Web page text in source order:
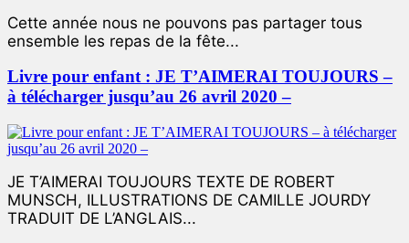
Cette année nous ne pouvons pas partager tous
ensemble les repas de la fête...
Livre pour enfant : JE T’AIMERAI TOUJOURS –
à télécharger jusqu’au 26 avril 2020 –
JE T’AIMERAI TOUJOURS TEXTE DE ROBERT
MUNSCH, ILLUSTRATIONS DE CAMILLE JOURDY
TRADUIT DE L’ANGLAIS...